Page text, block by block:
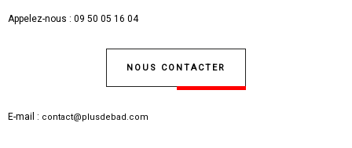
Appelez-nous : 09 50 05 16 04
NOUS CONTACTER
E-mail : contact@plusdebad.com